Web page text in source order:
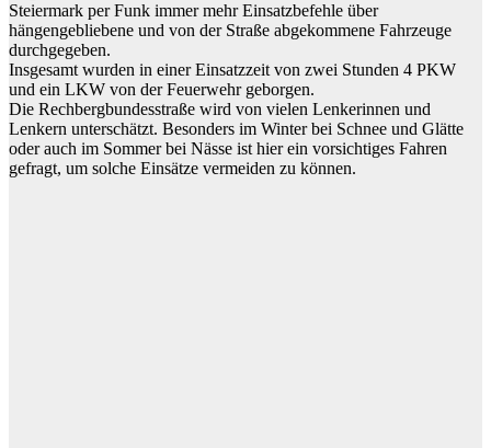
Steiermark per Funk immer mehr Einsatzbefehle über
hängengebliebene und von der Straße abgekommene Fahrzeuge
durchgegeben.
Insgesamt wurden in einer Einsatzzeit von zwei Stunden 4 PKW
und ein LKW von der Feuerwehr geborgen.
Die Rechbergbundesstraße wird von vielen Lenkerinnen und
Lenkern unterschätzt. Besonders im Winter bei Schnee und Glätte
oder auch im Sommer bei Nässe ist hier ein vorsichtiges Fahren
gefragt, um solche Einsätze vermeiden zu können.